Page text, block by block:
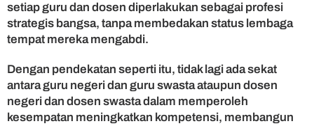
setiap guru dan dosen diperlakukan sebagai profesi
strategis bangsa, tanpa membedakan status lembaga
tempat mereka mengabdi.
Dengan pendekatan seperti itu, tidak lagi ada sekat
antara guru negeri dan guru swasta ataupun dosen
negeri dan dosen swasta dalam memperoleh
kesempatan meningkatkan kompetensi, membangun